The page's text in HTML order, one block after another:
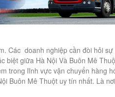
Các doanh nghiệp cần đòi hỏi
biệt giữa Hà Nội Và Buôn Mê
trong lĩnh vực vận chuyển hàng
Buôn Mê Thuột uy tín nhất. Là